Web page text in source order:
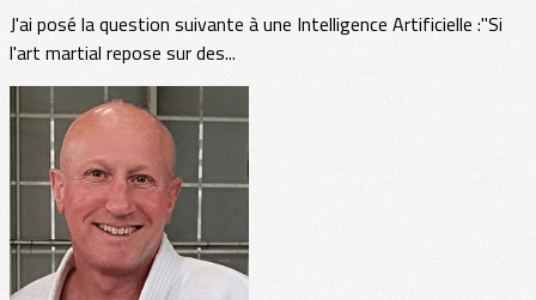
J'ai posé la question suivante à une Intelligence Artificielle :"Si
l'art martial repose sur des...